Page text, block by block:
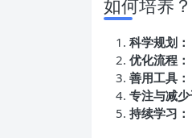
如何培养？
科学规划：
优化流程：
善用工具：
专注与减少
持续学习：